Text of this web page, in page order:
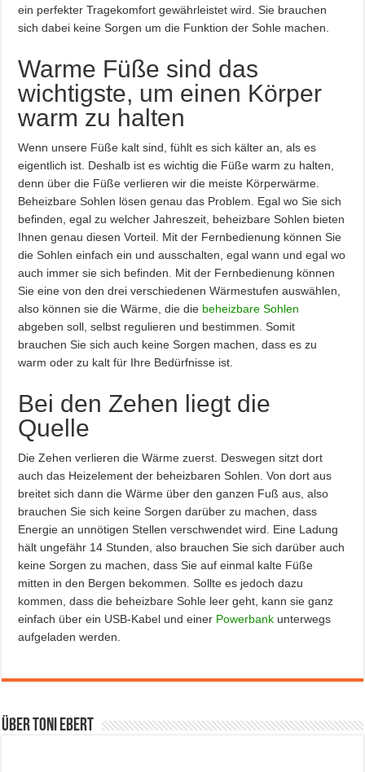
ein perfekter Tragekomfort gewährleistet wird. Sie brauchen
sich dabei keine Sorgen um die Funktion der Sohle machen.
Warme Füße sind das
wichtigste, um einen Körper
warm zu halten
Wenn unsere Füße kalt sind, fühlt es sich kälter an, als es
eigentlich ist. Deshalb ist es wichtig die Füße warm zu halten,
denn über die Füße verlieren wir die meiste Körperwärme.
Beheizbare Sohlen lösen genau das Problem. Egal wo Sie sich
befinden, egal zu welcher Jahreszeit, beheizbare Sohlen bieten
Ihnen genau diesen Vorteil. Mit der Fernbedienung können Sie
die Sohlen einfach ein und ausschalten, egal wann und egal wo
auch immer sie sich befinden. Mit der Fernbedienung können
Sie eine von den drei verschiedenen Wärmestufen auswählen,
also können sie die Wärme, die die beheizbare Sohlen
abgeben soll, selbst regulieren und bestimmen. Somit
brauchen Sie sich auch keine Sorgen machen, dass es zu
warm oder zu kalt für Ihre Bedürfnisse ist.
Bei den Zehen liegt die
Quelle
Die Zehen verlieren die Wärme zuerst. Deswegen sitzt dort
auch das Heizelement der beheizbaren Sohlen. Von dort aus
breitet sich dann die Wärme über den ganzen Fuß aus, also
brauchen Sie sich keine Sorgen darüber zu machen, dass
Energie an unnötigen Stellen verschwendet wird. Eine Ladung
hält ungefähr 14 Stunden, also brauchen Sie sich darüber auch
keine Sorgen zu machen, dass Sie auf einmal kalte Füße
mitten in den Bergen bekommen. Sollte es jedoch dazu
kommen, dass die beheizbare Sohle leer geht, kann sie ganz
einfach über ein USB-Kabel und einer Powerbank unterwegs
aufgeladen werden.
Über Toni Ebert